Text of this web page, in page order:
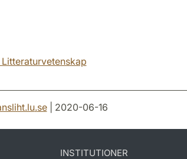
.se| 2020-06-16
INSTITUTIONER